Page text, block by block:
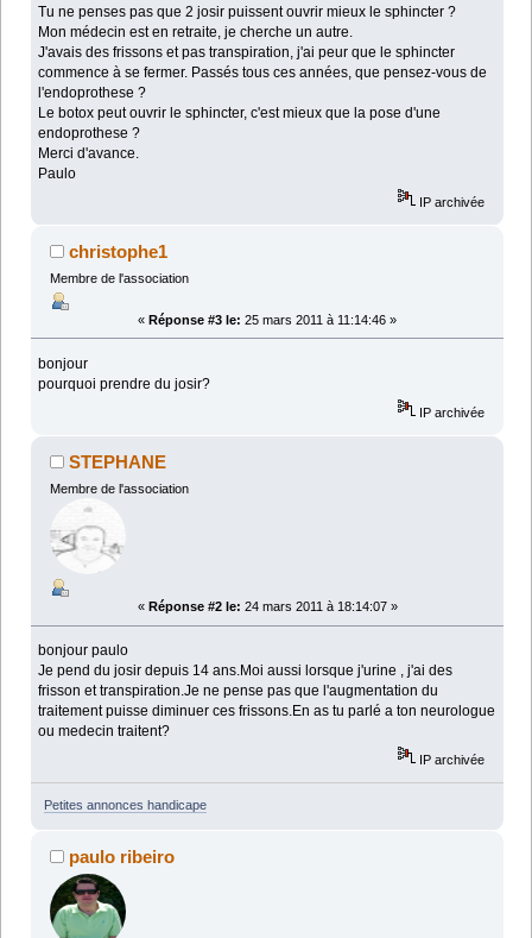
Tu ne penses pas que 2 josir puissent ouvrir mieux le sphincter ?
Mon médecin est en retraite, je cherche un autre.
J'avais des frissons et pas transpiration, j'ai peur que le sphincter
commence à se fermer. Passés tous ces années, que pensez-vous de
l'endoprothese ?
Le botox peut ouvrir le sphincter, c'est mieux que la pose d'une
endoprothese ?
Merci d'avance.
Paulo
IP archivée
christophe1
Membre de l'association
« Réponse #3 le: 25 mars 2011 à 11:14:46 »
bonjour
pourquoi prendre du josir?
IP archivée
STEPHANE
Membre de l'association
« Réponse #2 le: 24 mars 2011 à 18:14:07 »
bonjour paulo
Je pend du josir depuis 14 ans.Moi aussi lorsque j'urine , j'ai des
frisson et transpiration.Je ne pense pas que l'augmentation du
traitement puisse diminuer ces frissons.En as tu parlé a ton neurologue
ou medecin traitent?
IP archivée
Petites annonces handicape
paulo ribeiro